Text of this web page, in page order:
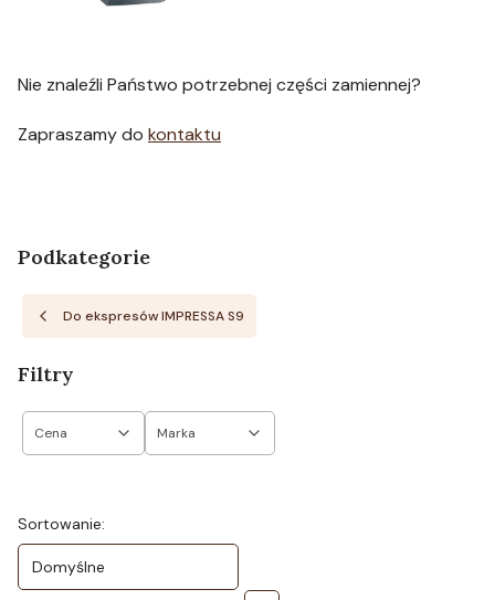
Nie znaleźli Państwo potrzebnej części zamiennej?
Zapraszamy do kontaktu
Podkategorie
Do ekspresów IMPRESSA S9
Filtry
Cena Marka
Lista produktów
Sortowanie:
Domyślne